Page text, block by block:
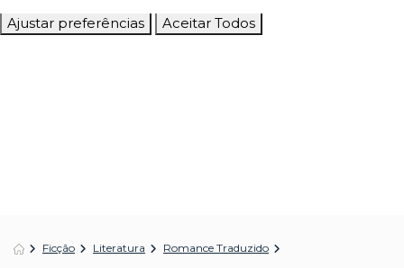
Ajustar preferências Aceitar Todos
Ficção Literatura
Romance Traduzido